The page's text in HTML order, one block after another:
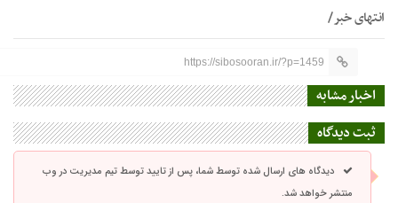
انتهای خبر/
https://sibosooran.ir/?p=1459
اخبار مشابه
ثبت دیدگاه
دیدگاه های ارسال شده توسط شما، پس از تایید توسط تیم مدیریت در وب
منتشر خواهد شد.